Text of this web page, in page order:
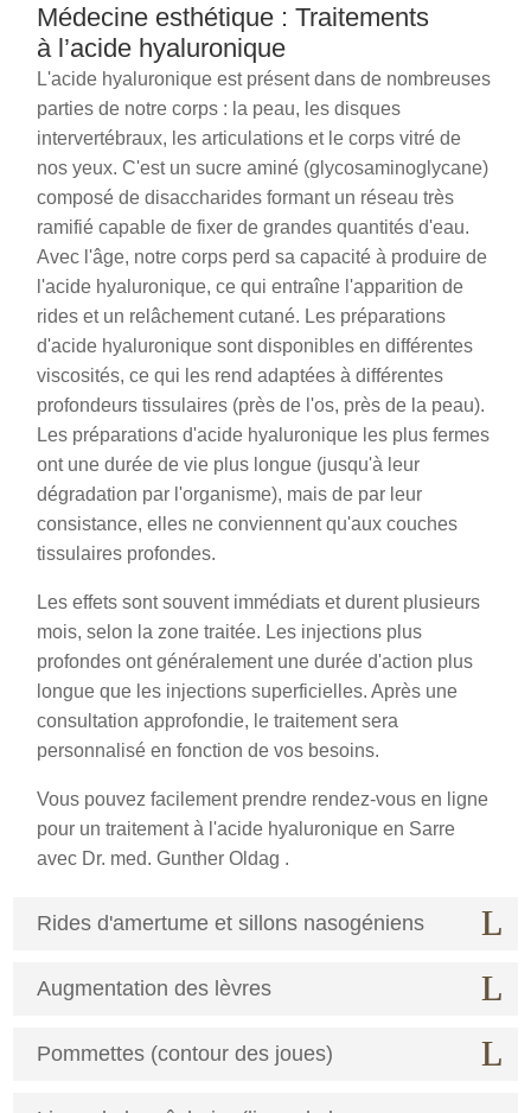
Médecine esthétique : Traitements
à l’acide hyaluronique
L'acide hyaluronique est présent dans de nombreuses
parties de notre corps : la peau, les disques
intervertébraux, les articulations et le corps vitré de
nos yeux. C'est un sucre aminé (glycosaminoglycane)
composé de disaccharides formant un réseau très
ramifié capable de fixer de grandes quantités d'eau.
Avec l'âge, notre corps perd sa capacité à produire de
l'acide hyaluronique, ce qui entraîne l'apparition de
rides et un relâchement cutané. Les préparations
d'acide hyaluronique sont disponibles en différentes
viscosités, ce qui les rend adaptées à différentes
profondeurs tissulaires (près de l'os, près de la peau).
Les préparations d'acide hyaluronique les plus fermes
ont une durée de vie plus longue (jusqu'à leur
dégradation par l'organisme), mais de par leur
consistance, elles ne conviennent qu'aux couches
tissulaires profondes.
Les effets sont souvent immédiats et durent plusieurs
mois, selon la zone traitée. Les injections plus
profondes ont généralement une durée d'action plus
longue que les injections superficielles. Après une
consultation approfondie, le traitement sera
personnalisé en fonction de vos besoins.
Vous pouvez facilement prendre rendez-vous en ligne
pour un traitement à l'acide hyaluronique en Sarre
avec Dr. med. Gunther Oldag .
Rides d'amertume et sillons nasogéniens
Augmentation des lèvres
Pommettes (contour des joues)